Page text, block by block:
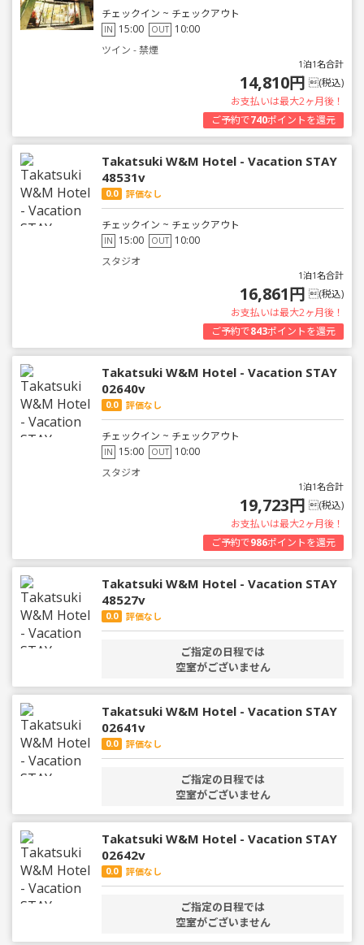
チェックイン ~ チェックアウト
IN 15:00 OUT 10:00
ツイン - 禁煙
1泊1名合計
14,810円 (税込)
お支払いは最大2ヶ月後！
ご予約で740ポイントを還元
Takatsuki W&M Hotel - Vacation STAY
48531v
0.0 評価なし
チェックイン ~ チェックアウト
IN 15:00 OUT 10:00
スタジオ
1泊1名合計
16,861円 (税込)
お支払いは最大2ヶ月後！
ご予約で843ポイントを還元
Takatsuki W&M Hotel - Vacation STAY
02640v
0.0 評価なし
チェックイン ~ チェックアウト
IN 15:00 OUT 10:00
スタジオ
1泊1名合計
19,723円 (税込)
お支払いは最大2ヶ月後！
ご予約で986ポイントを還元
Takatsuki W&M Hotel - Vacation STAY
48527v
0.0 評価なし
ご指定の日程では
空室がございません
Takatsuki W&M Hotel - Vacation STAY
02641v
0.0 評価なし
ご指定の日程では
空室がございません
Takatsuki W&M Hotel - Vacation STAY
02642v
0.0 評価なし
ご指定の日程では
空室がございません